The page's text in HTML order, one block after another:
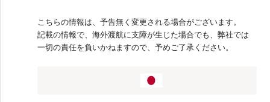
こちらの情報は、予告無く変更される場合がございます。
記載の情報で、海外渡航に支障が生じた場合でも、弊社では
一切の責任を負いかねますので、予めご了承ください。